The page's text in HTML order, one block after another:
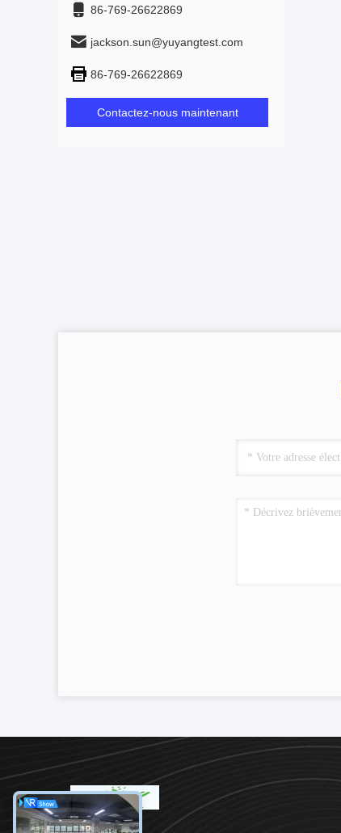
86-769-26622869
jackson.sun@yuyangtest.com
86-769-26622869
Contactez-nous maintenant